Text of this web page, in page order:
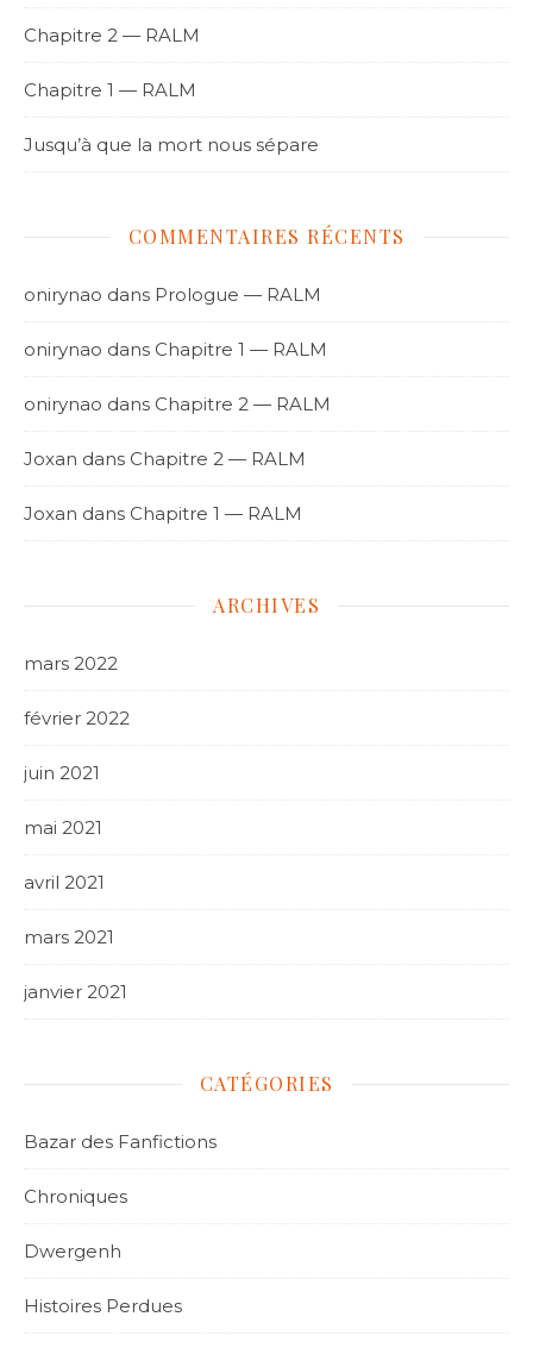
Chapitre 2 — RALM
Chapitre 1 — RALM
Jusqu’à que la mort nous sépare
COMMENTAIRES RÉCENTS
onirynao dans Prologue — RALM
onirynao dans Chapitre 1 — RALM
onirynao dans Chapitre 2 — RALM
Joxan dans Chapitre 2 — RALM
Joxan dans Chapitre 1 — RALM
ARCHIVES
mars 2022
février 2022
juin 2021
mai 2021
avril 2021
mars 2021
janvier 2021
CATÉGORIES
Bazar des Fanfictions
Chroniques
Dwergenh
Histoires Perdues